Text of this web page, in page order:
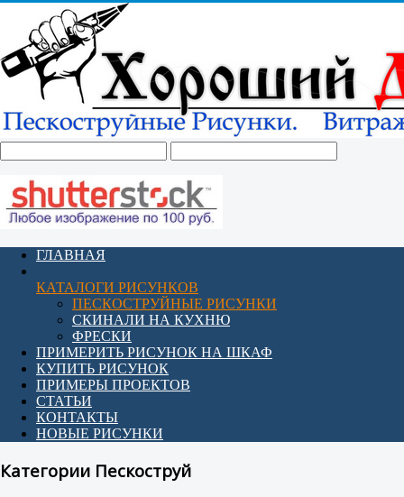
ГЛАВНАЯ
КАТАЛОГИ РИСУНКОВ
ПЕСКОСТРУЙНЫЕ РИСУНКИ
СКИНАЛИ НА КУХНЮ
ФРЕСКИ
ПРИМЕРИТЬ РИСУНОК НА ШКАФ
КУПИТЬ РИСУНОК
ПРИМЕРЫ ПРОЕКТОВ
СТАТЬИ
КОНТАКТЫ
НОВЫЕ РИСУНКИ
Категории Пескоструй